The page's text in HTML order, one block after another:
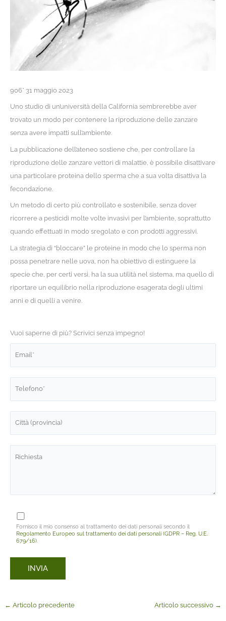
906* 31 maggio 2023
Uno studio di un’università della California sembrerebbe aver
trovato un modo per contenere la riproduzione delle zanzare
senza avere impatti sull’ambiente.
La pubblicazione dell’ateneo sostiene che, per controllare la
riproduzione delle zanzare vettori di malattie, è possibile disattivare
una particolare proteina dello sperma che a sua volta disattiva la
fecondazione.
Un metodo di certo più controllato e sostenibile, senza dover
ricorrere a pesticidi molte volte invasivi per l’ambiente, soprattutto
quando effettuati in modo sregolato e con prodotti aggressivi.
La strategia di “bloccare” le proteine in modo che lo sperma non
possa penetrare nelle uova, non ha obiettivo di estinguere la
specie che, per certi versi, ha la sua utilità nel sistema, ma quello di
riportare un equilibrio nella riproduzione esagerata degli ultimi
anni e di quelli a venire.
Vuoi saperne di più? Scrivici senza impegno!
Fornisco il mio consenso al trattamento dei dati personali secondo il
Regolamento Europeo sul trattamento dei dati personali (GDPR – Reg. U.E.
679/16).
← Articolo precedente Articolo successivo →